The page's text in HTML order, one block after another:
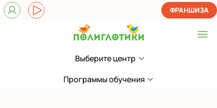
Выберите центр
Выберите центр
ЖК Лондон Парк
ФРАНШИЗА
Программы обучения